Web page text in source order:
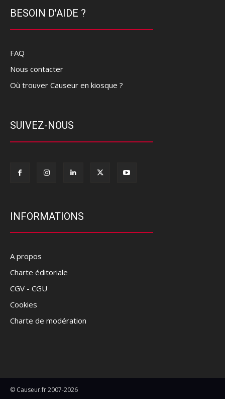
BESOIN D'AIDE ?
FAQ
Nous contacter
Où trouver Causeur en kiosque ?
SUIVEZ-NOUS
INFORMATIONS
A propos
Charte éditoriale
CGV - CGU
Cookies
Charte de modération
© Causeur.fr 2007-2026